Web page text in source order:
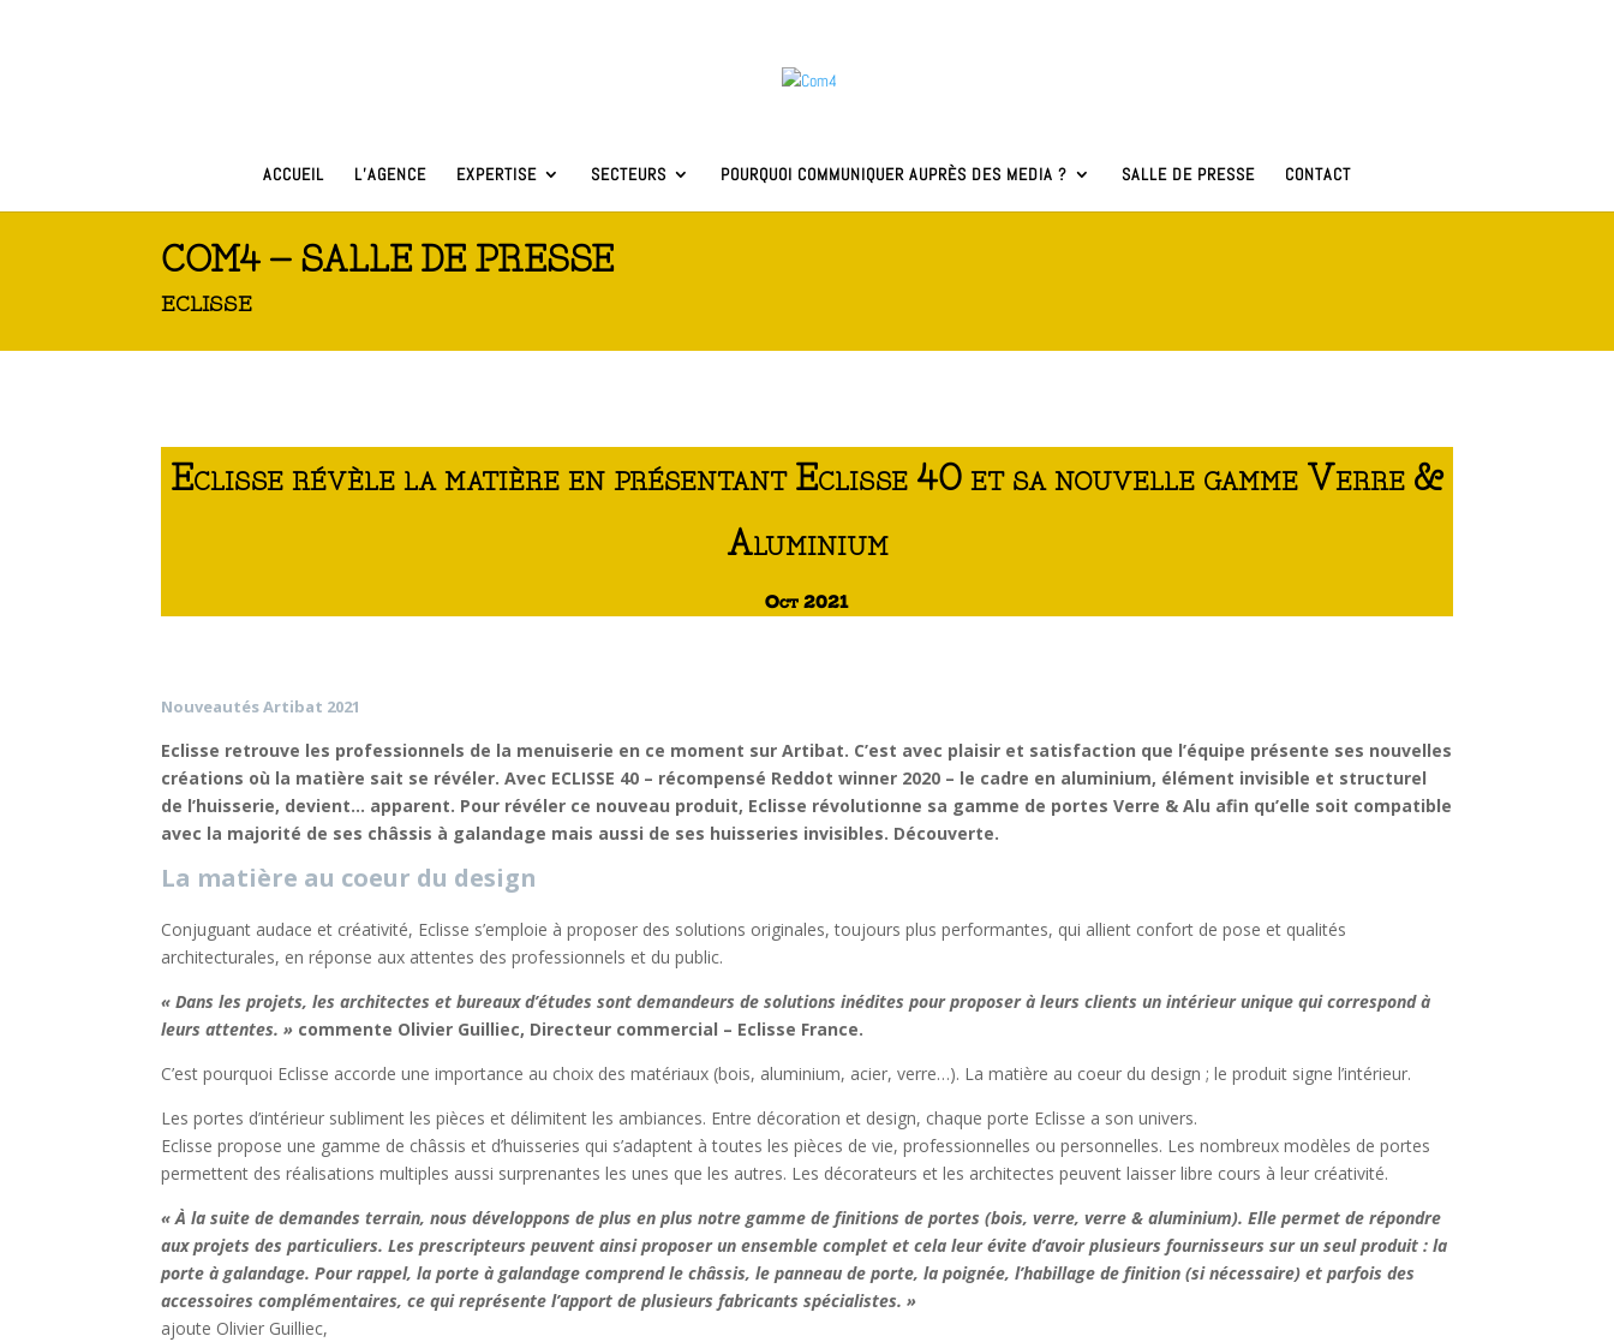
ACCUEIL L’AGENCE EXPERTISE SECTEURS POURQUOI COMMUNIQUER AUPRÈS DES MEDIA ? SALLE DE PRESSE CONTACT
COM4 – SALLE DE PRESSE
ECLISSE
Eclisse révèle la matière en présentant Eclisse 40 et sa nouvelle gamme Verre &
Aluminium
Oct 2021
Nouveautés Artibat 2021
Eclisse retrouve les professionnels de la menuiserie en ce moment sur Artibat. C’est avec plaisir et satisfaction que l’équipe présente ses nouvelles
créations où la matière sait se révéler. Avec ECLISSE 40 – récompensé Reddot winner 2020 – le cadre en aluminium, élément invisible et structurel
de l’huisserie, devient… apparent. Pour révéler ce nouveau produit, Eclisse révolutionne sa gamme de portes Verre & Alu afin qu’elle soit compatible
avec la majorité de ses châssis à galandage mais aussi de ses huisseries invisibles. Découverte.
La matière au coeur du design
Conjuguant audace et créativité, Eclisse s’emploie à proposer des solutions originales, toujours plus performantes, qui allient confort de pose et qualités
architecturales, en réponse aux attentes des professionnels et du public.
« Dans les projets, les architectes et bureaux d’études sont demandeurs de solutions inédites pour proposer à leurs clients un intérieur unique qui correspond à
leurs attentes. » commente Olivier Guilliec, Directeur commercial – Eclisse France.
C’est pourquoi Eclisse accorde une importance au choix des matériaux (bois, aluminium, acier, verre…). La matière au coeur du design ; le produit signe l’intérieur.
Les portes d’intérieur subliment les pièces et délimitent les ambiances. Entre décoration et design, chaque porte Eclisse a son univers.
Eclisse propose une gamme de châssis et d’huisseries qui s’adaptent à toutes les pièces de vie, professionnelles ou personnelles. Les nombreux modèles de portes
permettent des réalisations multiples aussi surprenantes les unes que les autres. Les décorateurs et les architectes peuvent laisser libre cours à leur créativité.
« À la suite de demandes terrain, nous développons de plus en plus notre gamme de finitions de portes (bois, verre, verre & aluminium). Elle permet de répondre
aux projets des particuliers. Les prescripteurs peuvent ainsi proposer un ensemble complet et cela leur évite d’avoir plusieurs fournisseurs sur un seul produit : la
porte à galandage. Pour rappel, la porte à galandage comprend le châssis, le panneau de porte, la poignée, l’habillage de finition (si nécessaire) et parfois des
accessoires complémentaires, ce qui représente l’apport de plusieurs fabricants spécialistes. »
ajoute Olivier Guilliec,